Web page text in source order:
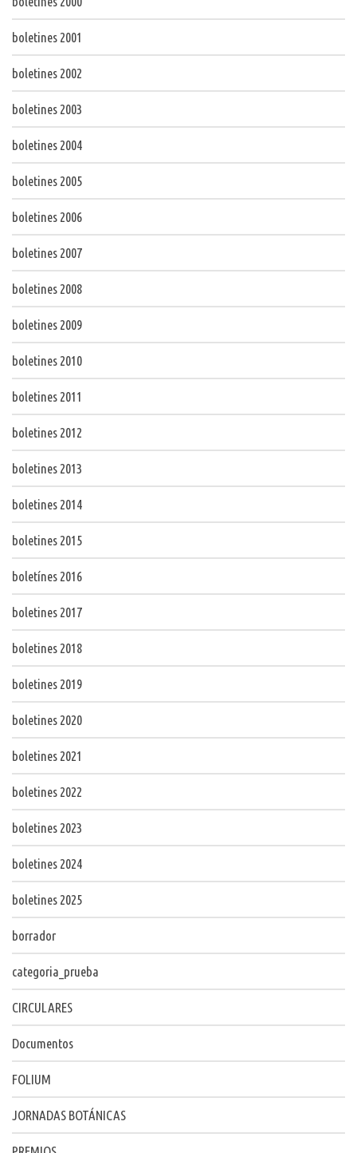
boletines 2001
boletines 2002
boletines 2003
boletines 2004
boletines 2005
boletines 2006
boletines 2007
boletines 2008
boletines 2009
boletines 2010
boletines 2011
boletines 2012
boletines 2013
boletines 2014
boletines 2015
boletínes 2016
boletines 2017
boletines 2018
boletines 2019
boletines 2020
boletines 2021
boletines 2022
boletines 2023
boletines 2024
boletines 2025
borrador
categoria_prueba
CIRCULARES
Documentos
FOLIUM
JORNADAS BOTÁNICAS